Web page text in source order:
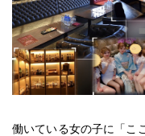
働いている女の子に「こ